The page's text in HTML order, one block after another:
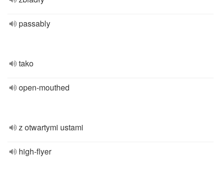
passably
tako
open-mouthed
z otwartymi ustami
high-flyer